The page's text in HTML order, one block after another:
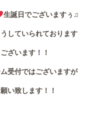
生誕日でございますぅ♫
していられております
ざいます！！
受付ではございますが
い致します！！